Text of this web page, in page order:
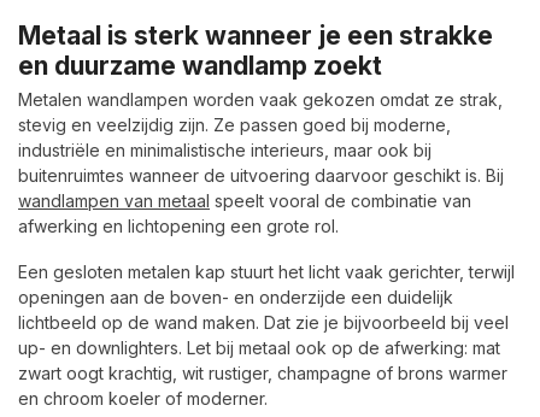
Metaal is sterk wanneer je een strakke
en duurzame wandlamp zoekt
Metalen wandlampen worden vaak gekozen omdat ze strak,
stevig en veelzijdig zijn. Ze passen goed bij moderne,
industriële en minimalistische interieurs, maar ook bij
buitenruimtes wanneer de uitvoering daarvoor geschikt is. Bij
wandlampen van metaal speelt vooral de combinatie van
afwerking en lichtopening een grote rol.
Een gesloten metalen kap stuurt het licht vaak gerichter, terwijl
openingen aan de boven- en onderzijde een duidelijk
lichtbeeld op de wand maken. Dat zie je bijvoorbeeld bij veel
up- en downlighters. Let bij metaal ook op de afwerking: mat
zwart oogt krachtig, wit rustiger, champagne of brons warmer
en chroom koeler of moderner.